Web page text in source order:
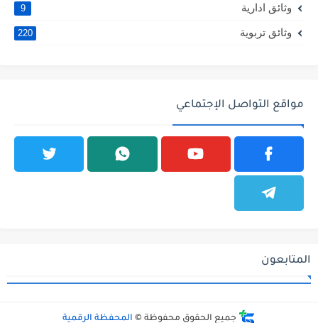
وثائق ادارية 9
وثائق تربوية 220
مواقع التواصل الإجتماعي
المتابعون
جميع الحقوق محفوظة © المحفظة الرقمية